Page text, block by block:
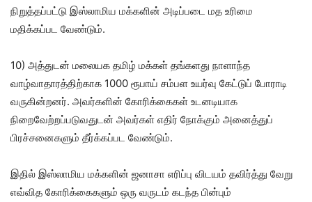
நிறுத்தப்பட்டு இஸ்லாமிய மக்களின் அடிப்படை மத உரிமை
மதிக்கப்பட வேண்டும்.
10) அத்துடன் மலையக தமிழ் மக்கள் தங்களது நாளாந்த
வாழ்வாதாரத்திற்காக 1000 ரூபாய் சம்பள உயர்வு கேட்டுப் போராடி
வருகின்றனர். அவர்களின் கோரிக்கைகள் உடனடியாக
நிறைவேற்றப்படுவதுடன் அவர்கள் எதிர் நோக்கும் அனைத்துப்
பிரச்சனைகளும் தீர்க்கப்பட வேண்டும்.
இதில் இஸ்லாமிய மக்களின் ஜனாசா எரிப்பு விடயம் தவிர்த்து வேறு
எவ்வித கோரிக்கைகளும் ஒரு வருடம் கடந்த பின்பும்